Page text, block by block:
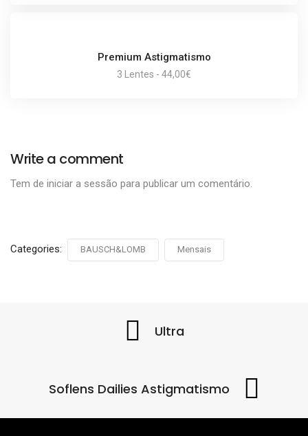
Premium Astigmatismo
3 Lentes - 44,00€
Write a comment
Tem de iniciar a sessão para publicar um comentário.
Categories: BAUSCH&LOMB Mensais
Ultra
Soflens Dailies Astigmatismo